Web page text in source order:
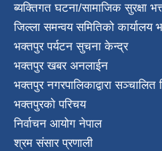
ब्यक्तिगत घटना/सामाजिक सुरक्षा
जिल्ला समन्वय समितिको कार्यालय
भक्तपुर पर्यटन सुचना केन्द्र
भक्तपुर खबर अनलाईन
भक्तपुर नगरपालिकाद्वारा
भक्तपुरकाे परिचय
निर्वाचन आयोग नेपाल
श्रम संसार प्रणाली